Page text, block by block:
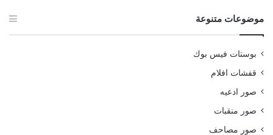
موضوعات متنوعة
بوستات فيس بوك
قفشات افلام
صور ادعيه
صور منقبات
صور مصاحف